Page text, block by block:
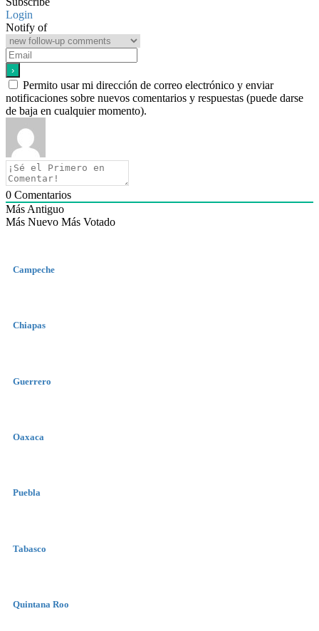
Login
Notify of
Permito usar mi dirección de correo electrónico y enviar
notificaciones sobre nuevos comentarios y respuestas (puede darse
de baja en cualquier momento).
0 Comentarios
Más Antiguo
Más Nuevo Más Votado
Campeche
Chiapas
Guerrero
Oaxaca
Puebla
Tabasco
Quintana Roo